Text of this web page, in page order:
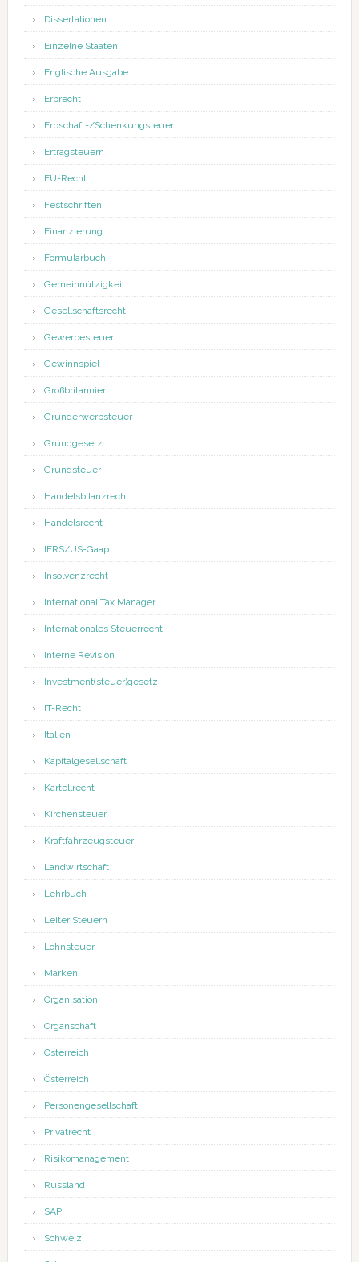
Dissertationen
Einzelne Staaten
Englische Ausgabe
Erbrecht
Erbschaft-/Schenkungsteuer
Ertragsteuern
EU-Recht
Festschriften
Finanzierung
Formularbuch
Gemeinnützigkeit
Gesellschaftsrecht
Gewerbesteuer
Gewinnspiel
Großbritannien
Grunderwerbsteuer
Grundgesetz
Grundsteuer
Handelsbilanzrecht
Handelsrecht
IFRS/US-Gaap
Insolvenzrecht
International Tax Manager
Internationales Steuerrecht
Interne Revision
Investment(steuer)gesetz
IT-Recht
Italien
Kapitalgesellschaft
Kartellrecht
Kirchensteuer
Kraftfahrzeugsteuer
Landwirtschaft
Lehrbuch
Leiter Steuern
Lohnsteuer
Marken
Organisation
Organschaft
Österreich
Österreich
Personengesellschaft
Privatrecht
Risikomanagement
Russland
SAP
Schweiz